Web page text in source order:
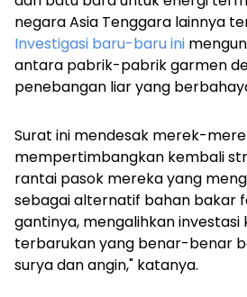
negara Asia Tenggara lainnya
Investigasi baru-baru ini
antara pabrik-pabrik garmen
penebangan liar yang
Surat ini mendesak merek-
mempertimbangkan kembali
rantai pasok mereka yang
sebagai alternatif bahan bakar
gantinya, mengalihkan investasi
terbarukan yang benar-benar
surya dan angin," katanya.